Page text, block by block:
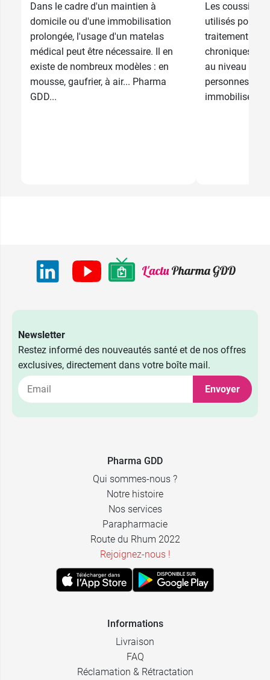
Dans le cadre d'un maintien à
domicile ou d'une immobilisation
prolongée, l'usage d'un matelas
médical peut être nécessaire. Il en
existe de nombreux modèles : en
mousse, gaufrier, à air... Pharma
GDD...
Les coussins
utilisés pour la
traitement des
chroniques
au niveau de
personnes qui
immobilisées...
Newsletter
Restez informé des nouveautés santé et de nos offres
exclusives, directement dans votre boîte mail.
Envoyer
Pharma GDD
Qui sommes-nous ?
Notre histoire
Nos services
Parapharmacie
Route du Rhum 2022
Rejoignez-nous !
Informations
Livraison
FAQ
Réclamation & Rétractation